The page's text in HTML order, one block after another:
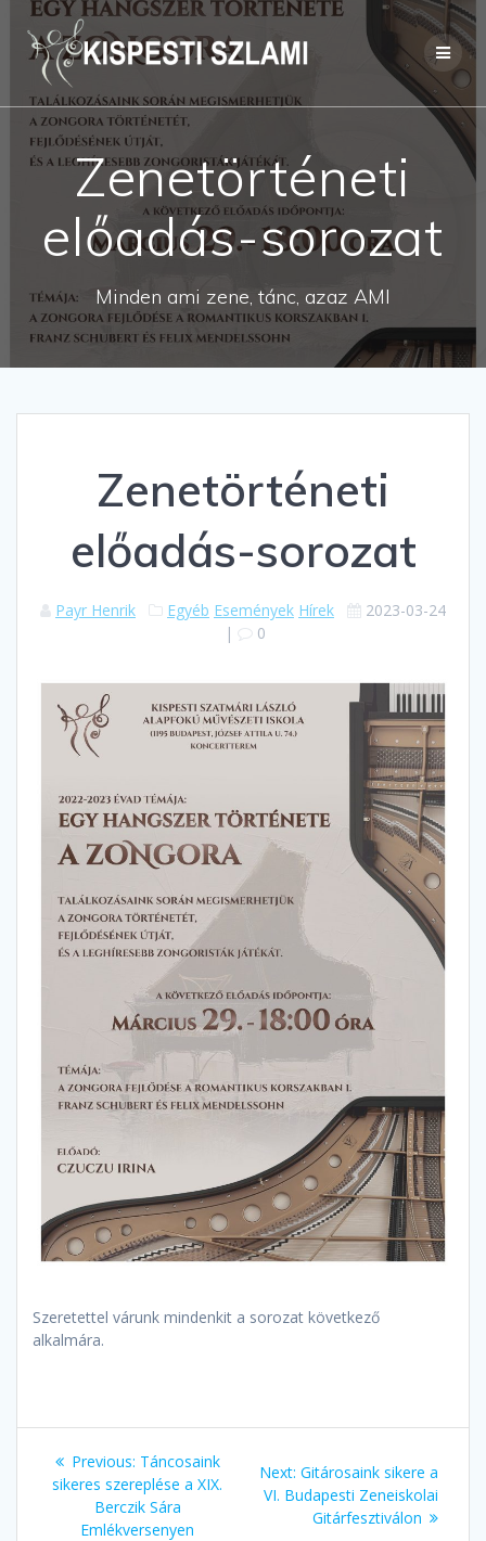
Skip
content
Zenetörténeti
előadás-sorozat
Minden ami zene, tánc, azaz AMI
Zenetörténeti
előadás-sorozat
Payr Henrik Egyéb Események Hírek
2023-03-24
|
0
Szeretettel várunk mindenkit a sorozat következő
alkalmára.
Bejegyzés
navigáció
Previous: Previous
post:
Táncosaink
sikeres szereplése a XIX.
Berczik Sára
Emlékversenyen
Next: Next
post:
Gitárosaink sikere a
VI. Budapesti Zeneiskolai
Gitárfesztiválon